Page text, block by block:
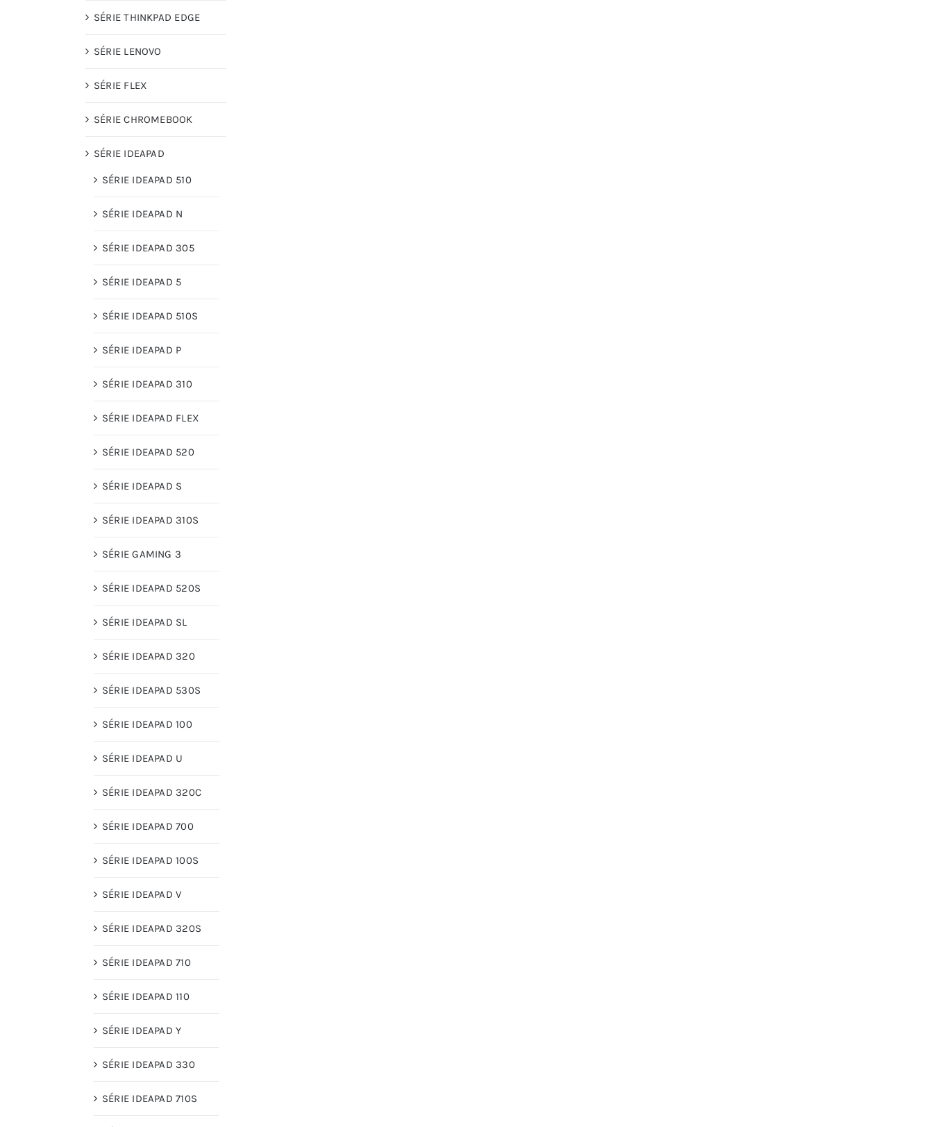
SÉRIE THINKPAD EDGE
SÉRIE LENOVO
SÉRIE FLEX
SÉRIE CHROMEBOOK
SÉRIE IDEAPAD
SÉRIE IDEAPAD 510
SÉRIE IDEAPAD N
SÉRIE IDEAPAD 305
SÉRIE IDEAPAD 5
SÉRIE IDEAPAD 510S
SÉRIE IDEAPAD P
SÉRIE IDEAPAD 310
SÉRIE IDEAPAD FLEX
SÉRIE IDEAPAD 520
SÉRIE IDEAPAD S
SÉRIE IDEAPAD 310S
SÉRIE GAMING 3
SÉRIE IDEAPAD 520S
SÉRIE IDEAPAD SL
SÉRIE IDEAPAD 320
SÉRIE IDEAPAD 530S
SÉRIE IDEAPAD 100
SÉRIE IDEAPAD U
SÉRIE IDEAPAD 320C
SÉRIE IDEAPAD 700
SÉRIE IDEAPAD 100S
SÉRIE IDEAPAD V
SÉRIE IDEAPAD 320S
SÉRIE IDEAPAD 710
SÉRIE IDEAPAD 110
SÉRIE IDEAPAD Y
SÉRIE IDEAPAD 330
SÉRIE IDEAPAD 710S